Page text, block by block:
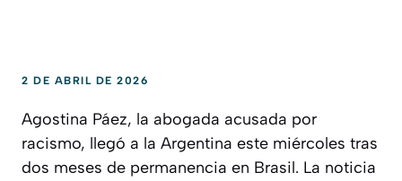
2 DE ABRIL DE 2026
Agostina Páez, la abogada acusada por
racismo, llegó a la Argentina este miércoles tras
dos meses de permanencia en Brasil. La noticia